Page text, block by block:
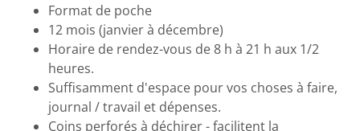
Format de poche
12 mois (janvier à décembre)
Horaire de rendez-vous de 8 h à 21 h aux 1/2
heures.
Suffisamment d'espace pour vos choses à faire,
journal / travail et dépenses.
Coins perforés à déchirer - facilitent la